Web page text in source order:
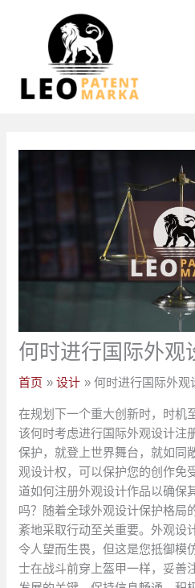
何时进行国际外观
首页 设计 何时进行国际外观
在规划下一个重大创新时，时机
该何时考虑进行国际外观设计注
保护，就登上世界舞台，就如同
观设计权，可以保护您的创作免
道如何注册外观设计作品以确保
吗？随着全球外观设计保护格局
紊地采取行动至关重要。外观设
令人望而生畏，但这是您抵御模
士在战斗前穿上盔甲一样，妥善